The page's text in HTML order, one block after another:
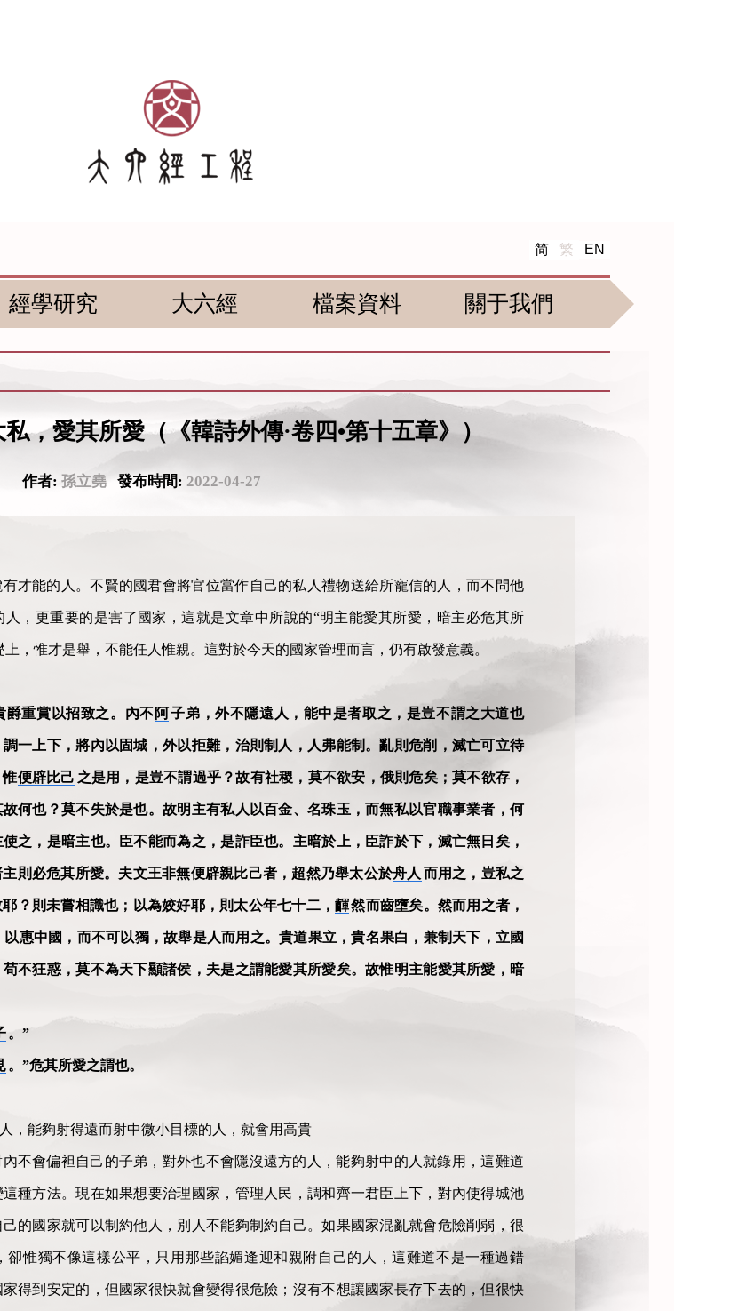
简 繁 EN
經學研究 大六經 檔案資料 關于我們
，愛其所愛（《韓詩外傳·卷四•第十五章》）
作者: 孫立堯發布時間: 2022-04-27
才能的人。不賢的國君會將官位當作自己的私人禮物送給所寵信的人，而不問他
，更重要的是害了國家，這就是文章中所說的“明主能愛其所愛，暗主必危其所
，惟才是舉，不能任人惟親。這對於今天的國家管理而言，仍有啟發意義。
爵重賞以招致之。內不阿子弟，外不隱遠人，能中是者取之，是豈不謂之大道也
一上下，將內以固城，外以拒難，治則制人，人弗能制。亂則危削，滅亡可立待
便辟比己 之是用，是豈不謂過乎？故有社稷，莫不欲安，俄則危矣；莫不欲存，
何也？莫不失於是也。故明主有私人以百金、名珠玉，而無私以官職事業者，何
之，是暗主也。臣不能而為之，是詐臣也。主暗於上，臣詐於下，滅亡無日矣，
則必危其所愛。夫文王非無便辟親比己者，超然乃舉太公於舟人 而用之，豈私之
？則未嘗相識也；以為姣好耶，則太公年七十二， 齳然而齒墮矣。然而用之者，
惠中國，而不可以獨，故舉是人而用之。貴道果立，貴名果白，兼制天下，立國
不狂惑，莫不為天下顯諸侯，夫是之謂能愛其所愛矣。故惟明主能愛其所愛，暗
。”
。”危其所愛之謂也。
，能夠射得遠而射中微小目標的人，就會用高貴
不會偏袒自己的子弟，對外也不會隱沒遠方的人，能夠射中的人就錄用，這難道
種方法。現在如果想要治理國家，管理人民，調和齊一君臣上下，對內使得城池
的國家就可以制約他人，別人不能夠制約自己。如果國家混亂就會危險削弱，很
惟獨不像這樣公平，只用那些諂媚逢迎和親附自己的人，這難道不是一種過錯
得到安定的，但國家很快就會變得很危險；沒有不想讓國家長存下去的，但很快